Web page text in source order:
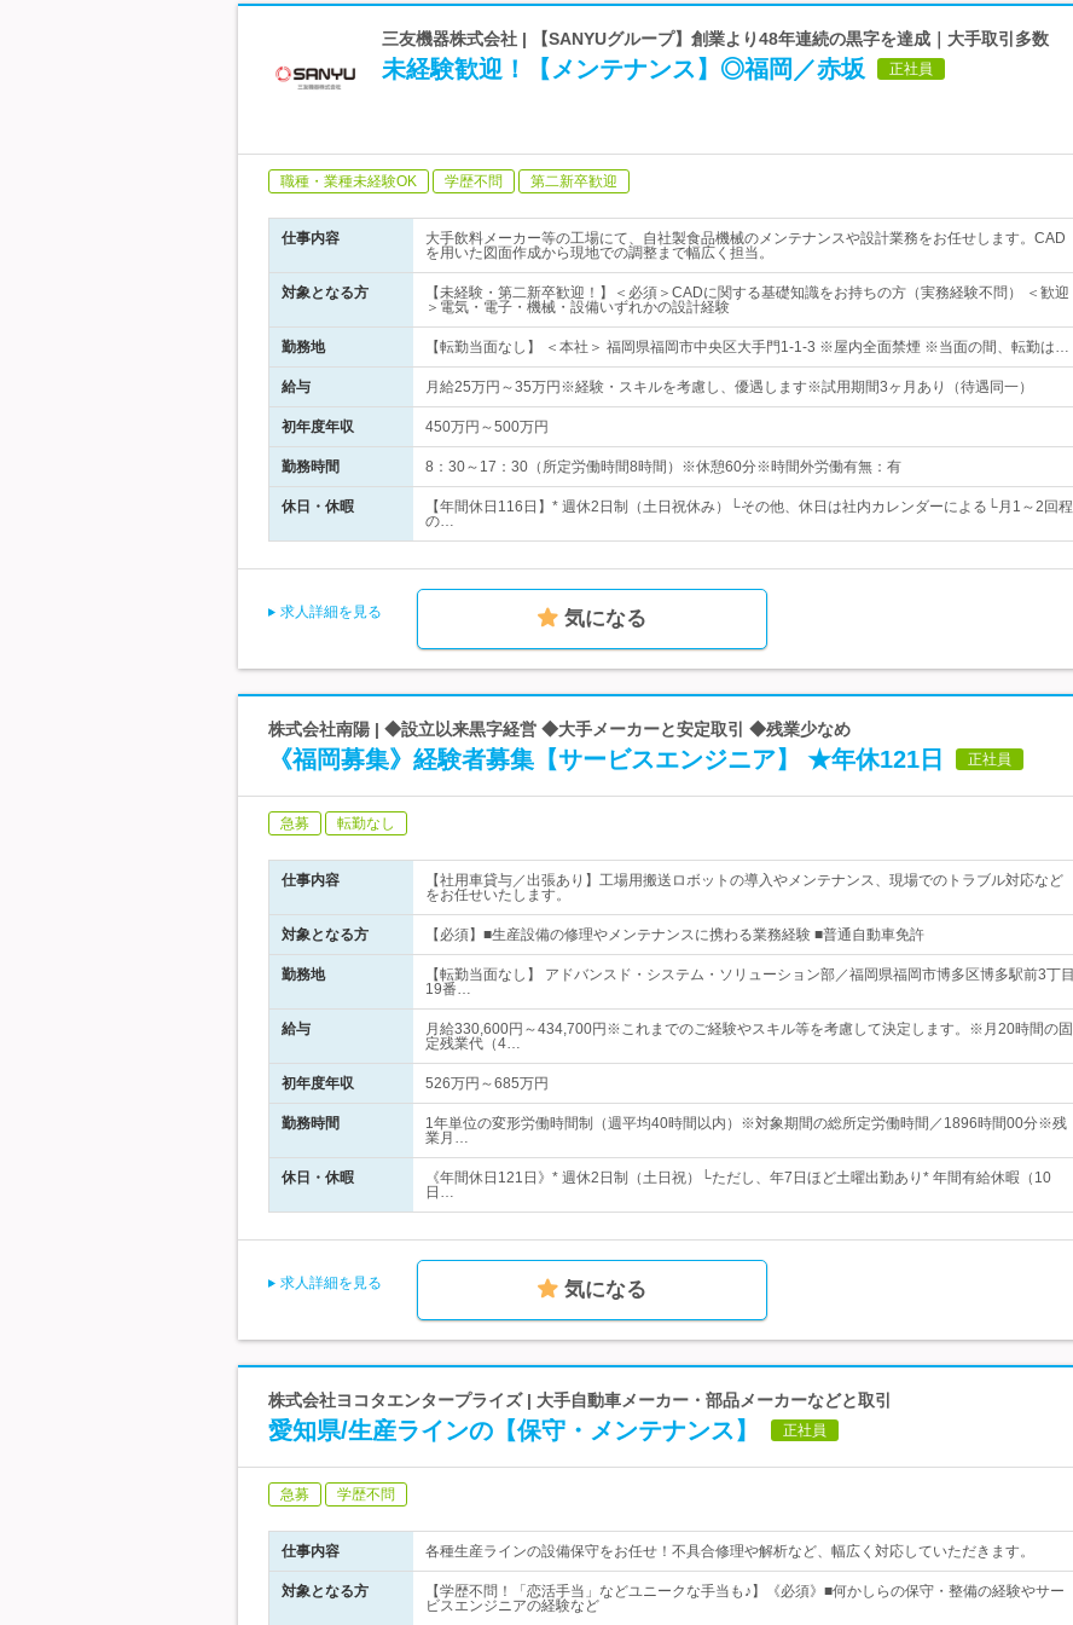
三友機器株式会社 | 【SANYUグループ】創業より48年連続の黒字を達成｜大手取引多数
未経験歓迎！【メンテナンス】◎福岡／赤坂 正社員
職種・業種未経験OK 学歴不問 第二新卒歓迎
仕事内容
大手飲料メーカー等の工場にて、自社製食品機械のメンテナンスや設計業務をお任せします。CAD
を用いた図面作成から現地での調整まで幅広く担当。
対象となる方
【未経験・第二新卒歓迎！】＜必須＞CADに関する基礎知識をお持ちの方（実務経験不問） ＜歓迎
＞電気・電子・機械・設備いずれかの設計経験
勤務地 【転勤当面なし】 ＜本社＞ 福岡県福岡市中央区大手門1-1-3 ※屋内全面禁煙 ※当面の間、転勤は…
給与 月給25万円～35万円※経験・スキルを考慮し、優遇します※試用期間3ヶ月あり（待遇同一）
初年度年収 450万円～500万円
勤務時間 8：30～17：30（所定労働時間8時間）※休憩60分※時間外労働有無：有
休日・休暇
【年間休日116日】* 週休2日制（土日祝休み）└その他、休日は社内カレンダーによる└月1～2回程
の…
求人詳細を見る 気になる
株式会社南陽 | ◆設立以来黒字経営 ◆大手メーカーと安定取引 ◆残業少なめ
《福岡募集》経験者募集【サービスエンジニア】 ★年休121日 正社員
急募 転勤なし
仕事内容
【社用車貸与／出張あり】工場用搬送ロボットの導入やメンテナンス、現場でのトラブル対応など
をお任せいたします。
対象となる方 【必須】■生産設備の修理やメンテナンスに携わる業務経験 ■普通自動車免許
勤務地
【転勤当面なし】 アドバンスド・システム・ソリューション部／福岡県福岡市博多区博多駅前3丁目
19番…
給与
月給330,600円～434,700円※これまでのご経験やスキル等を考慮して決定します。※月20時間の固
定残業代（4…
初年度年収 526万円～685万円
勤務時間
1年単位の変形労働時間制（週平均40時間以内）※対象期間の総所定労働時間／1896時間00分※残
業月…
休日・休暇
《年間休日121日》* 週休2日制（土日祝）└ただし、年7日ほど土曜出勤あり* 年間有給休暇（10
日…
求人詳細を見る 気になる
株式会社ヨコタエンタープライズ | 大手自動車メーカー・部品メーカーなどと取引
愛知県/生産ラインの【保守・メンテナンス】 正社員
急募 学歴不問
仕事内容 各種生産ラインの設備保守をお任せ！不具合修理や解析など、幅広く対応していただきます。
対象となる方
【学歴不問！「恋活手当」などユニークな手当も♪】《必須》■何かしらの保守・整備の経験やサー
ビスエンジニアの経験など